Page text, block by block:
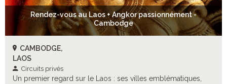
Rendez-vous au Laos + Angkor passionnément -
Cambodge
CAMBODGE,
LAOS
Circuits privés
Un premier regard sur le Laos : ses villes emblématiques,